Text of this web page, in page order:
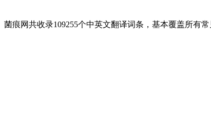
菌痕网共收录109255个中英文翻译词条，基本覆盖所有